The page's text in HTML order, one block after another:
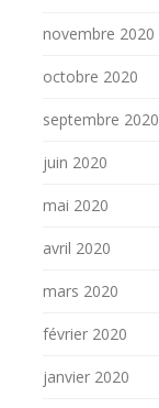
novembre 2020
octobre 2020
septembre 2020
juin 2020
mai 2020
avril 2020
mars 2020
février 2020
janvier 2020